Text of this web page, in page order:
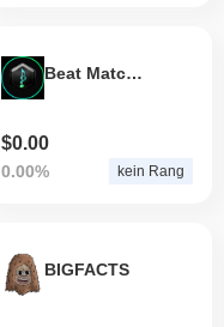
Beat Matchmaker
$0.00
0.00% kein Rang
BIGFACTS